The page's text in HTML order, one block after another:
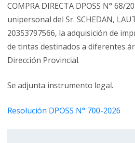
COMPRA DIRECTA DPOSS N° 68/
unipersonal del Sr. SCHEDAN,
20353797566, la adquisición de
de tintas destinados a diferentes
Dirección Provincial.
Se adjunta instrumento legal.
Resolución DPOSS N° 700-2026